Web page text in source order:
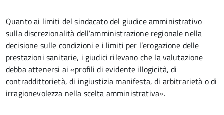
Quanto ai limiti del sindacato del giudice amministrativo
sulla discrezionalità dell’amministrazione regionale nella
decisione sulle condizioni e i limiti per l’erogazione delle
prestazioni sanitarie, i giudici rilevano che la valutazione
debba attenersi ai «profili di evidente illogicità, di
contraddittorietà, di ingiustizia manifesta, di arbitrarietà o di
irragionevolezza nella scelta amministrativa».